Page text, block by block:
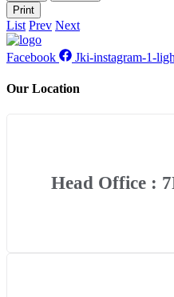
Print
List Prev Next
Facebook Jki-instagram-1-
Our Location
Head Office :